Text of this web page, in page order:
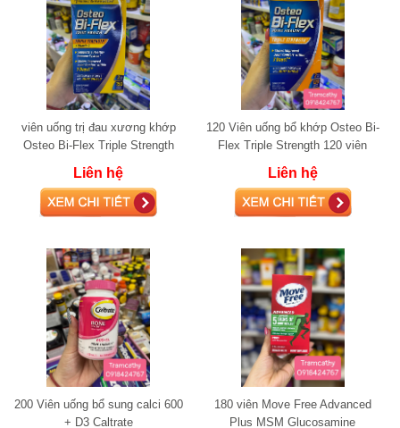
viên uống trị đau xương khớp
Osteo Bi-Flex Triple Strength
Liên hệ
120 Viên uống bổ khớp Osteo Bi-
Flex Triple Strength 120 viên
Liên hệ
200 Viên uống bổ sung calci 600
+ D3 Caltrate
180 viên Move Free Advanced
Plus MSM Glucosamine